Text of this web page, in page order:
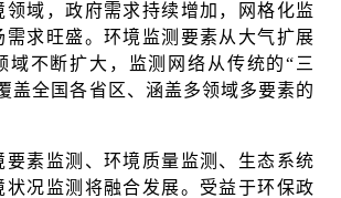
领域，政府需求持续增加，网格化监
需求旺盛。环境监测要素从大气扩展
域不断扩大，监测网络从传统的“三
盖全国各省区、涵盖多领域多要素的
要素监测、环境质量监测、生态系统
状况监测将融合发展。受益于环保政